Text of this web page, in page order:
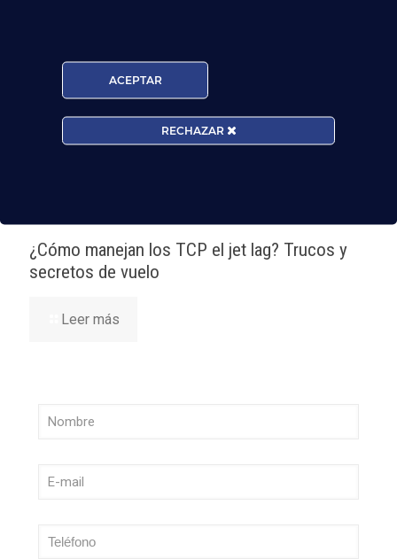
Leer más
¡Últimas plazas! Nuevo Curso TCP en Madrid
– Tercer cuatrimestre 2026
¿Cómo manejan los TCP el jet lag? Trucos y
secretos de vuelo
Leer más
ACEPTAR
RECHAZAR